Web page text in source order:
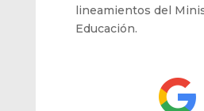
lineamientos del
Educación.